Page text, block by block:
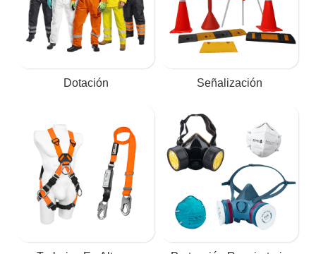
Dotación Señalización